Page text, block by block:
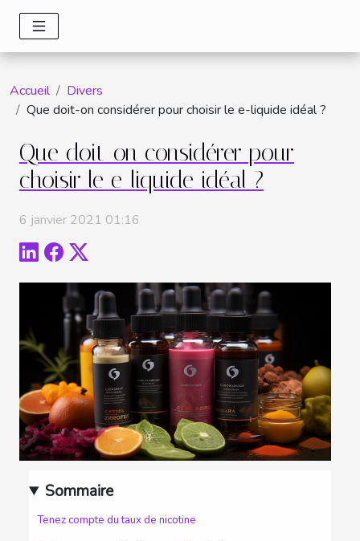
Accueil
Divers
Que doit-on considérer pour choisir le e-liquide idéal ?
Que doit-on considérer pour
choisir le e-liquide idéal ?
6 janvier 2021 01:16
Sommaire
Tenez compte du taux de nicotine